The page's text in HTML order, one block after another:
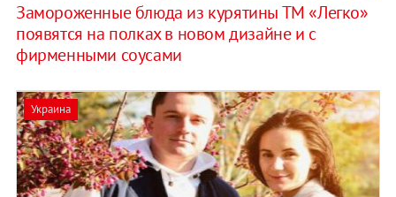
Замороженные блюда из курятины ТМ «Легко»
появятся на полках в новом дизайне и с
фирменными соусами
Украина